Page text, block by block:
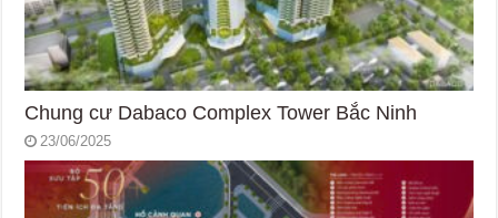
Chung cư Dabaco Complex Tower Bắc Ninh
23/06/2025